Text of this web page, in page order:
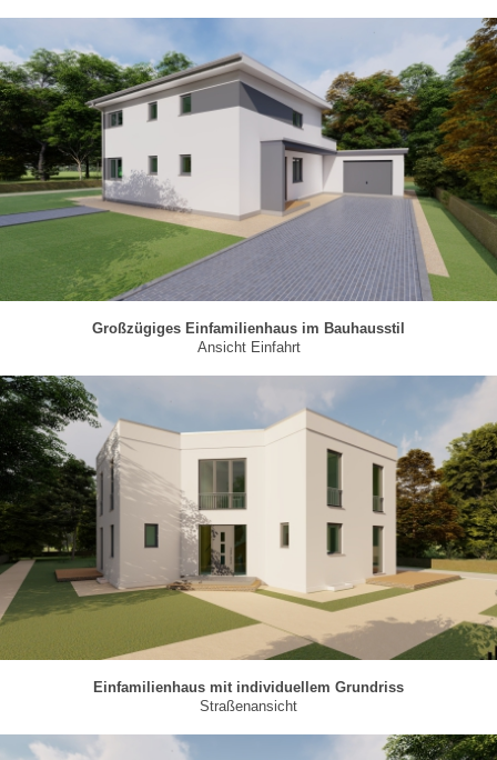
Großzügiges Einfamilienhaus im Bauhausstil
Ansicht Einfahrt
Einfamilienhaus mit individuellem Grundriss
Straßenansicht